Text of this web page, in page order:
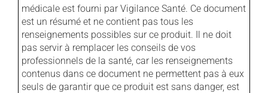
médicale est fourni par Vigilance Santé. Ce document
est un résumé et ne contient pas tous les
renseignements possibles sur ce produit. Il ne doit
pas servir à remplacer les conseils de vos
professionnels de la santé, car les renseignements
contenus dans ce document ne permettent pas à eux
seuls de garantir que ce produit est sans danger, est